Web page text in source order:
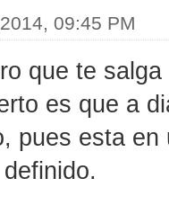
09:45 PM
que te salga
es que a
pues esta en